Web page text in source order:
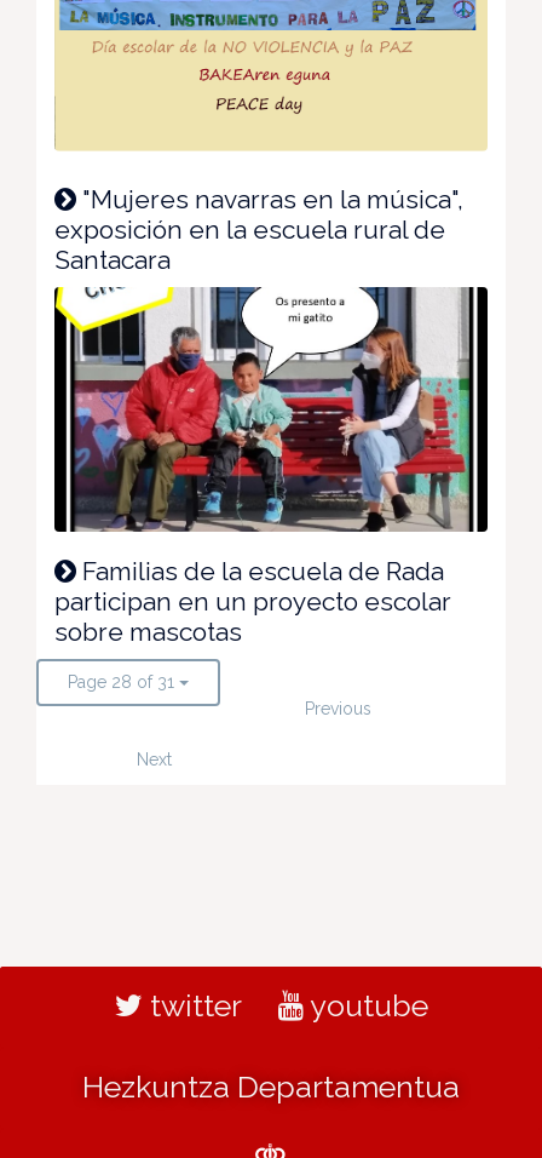
"Mujeres navarras en la música",
exposición en la escuela rural de
Santacara
Familias de la escuela de Rada
participan en un proyecto escolar
sobre mascotas
Page 28 of 31
Previous
Next
twitter youtube
Hezkuntza Departamentua